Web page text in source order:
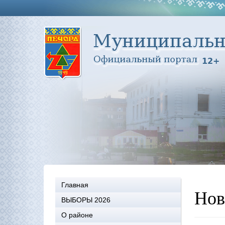
Главная
ВЫБОРЫ 2026
О районе